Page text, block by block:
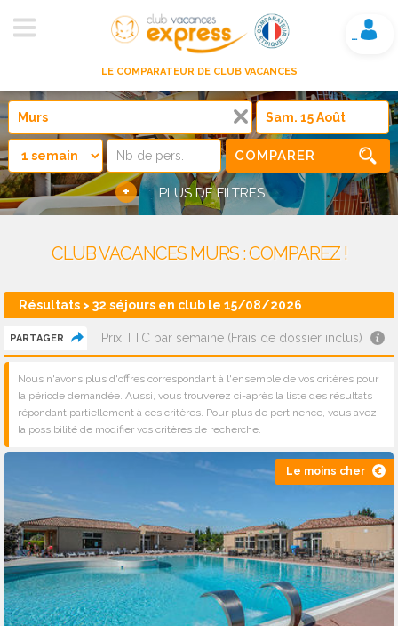
LE COMPARATEUR DE CLUB VACANCES
Mon compte
COMPARER
+ PLUS DE FILTRES
CLUB VACANCES MURS : COMPAREZ !
Résultats > 32 séjours en club le 15/08/2026
PARTAGER Prix TTC par semaine (Frais de dossier inclus)
Nous n'avons plus d'offres correspondant à l'ensemble de vos critères pour
la période demandée. Aussi, vous trouverez ci-après la liste des résultats
répondant partiellement à ces critères. Pour plus de pertinence, vous avez
la possibilité de modifier vos critères de recherche.
Le moins cher